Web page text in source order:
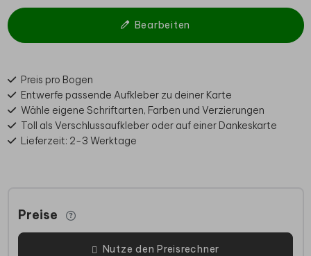
Bearbeiten
Preis pro Bogen
Entwerfe passende Aufkleber zu deiner Karte
Wähle eigene Schriftarten, Farben und Verzierungen
Toll als Verschlussaufkleber oder auf einer Dankeskarte
Lieferzeit: 2-3 Werktage
Preise
Nutze den Preisrechner